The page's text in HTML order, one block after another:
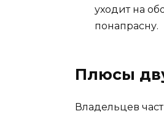
уходит на
понапрасну.
Плюсы
Владельцев